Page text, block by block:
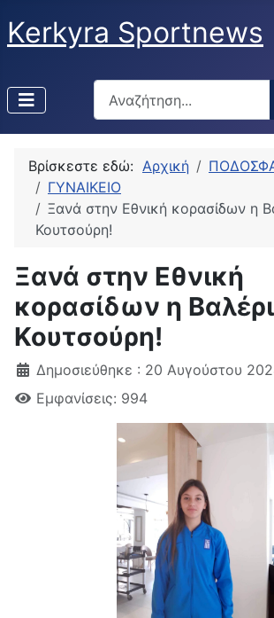
Kerkyra Sportnews
Αναζήτηση
Type 2 or more
Βρίσκεστε εδώ: Αρχική
ΓΥΝΑΙΚΕΙΟ
Ξανά στην Εθνική κορασίδων η
Κουτσούρη!
Ξανά στην Εθνική
κορασίδων η
Κουτσούρη!
Δημοσιεύθηκε : 20 Αυγούστου
Εμφανίσεις: 994